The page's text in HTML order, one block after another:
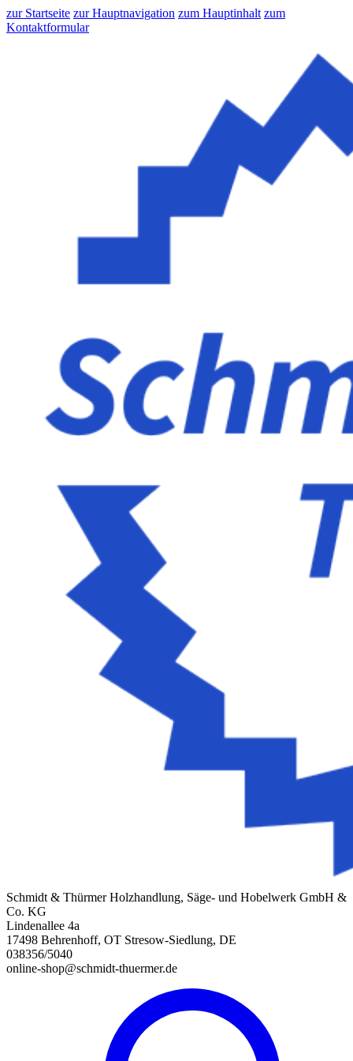
zur Startseite zur Hauptnavigation zum Hauptinhalt zum
Kontaktformular
Schmidt & Thürmer Holzhandlung, Säge- und Hobelwerk GmbH &
Co. KG
Lindenallee 4a
17498 Behrenhoff, OT Stresow-Siedlung, DE
038356/5040
online-shop@schmidt-thuermer.de